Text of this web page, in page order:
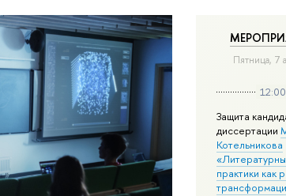
Пятница, 7
12:00
Защита
диссертации
Котельникова
практики как